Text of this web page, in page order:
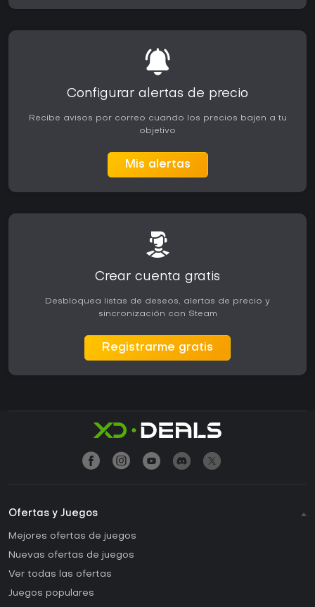
Configurar alertas de precio
Recibe avisos por correo cuando los precios bajen a tu
objetivo
Mis alertas
Crear cuenta gratis
Desbloquea listas de deseos, alertas de precio y
sincronización con Steam
Registrarme gratis
Ofertas y Juegos
Mejores ofertas de juegos
Nuevas ofertas de juegos
Ver todas las ofertas
Juegos populares